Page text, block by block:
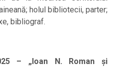
holul bibliotecii, parter;
bibliograf.
– „Ioan N. Roman și